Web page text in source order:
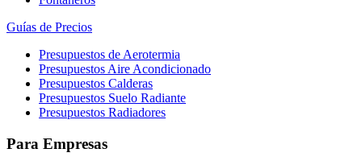
Guías de Precios
Presupuestos de Aerotermia
Presupuestos Aire Acondicionado
Presupuestos Calderas
Presupuestos Suelo Radiante
Presupuestos Radiadores
Para Empresas